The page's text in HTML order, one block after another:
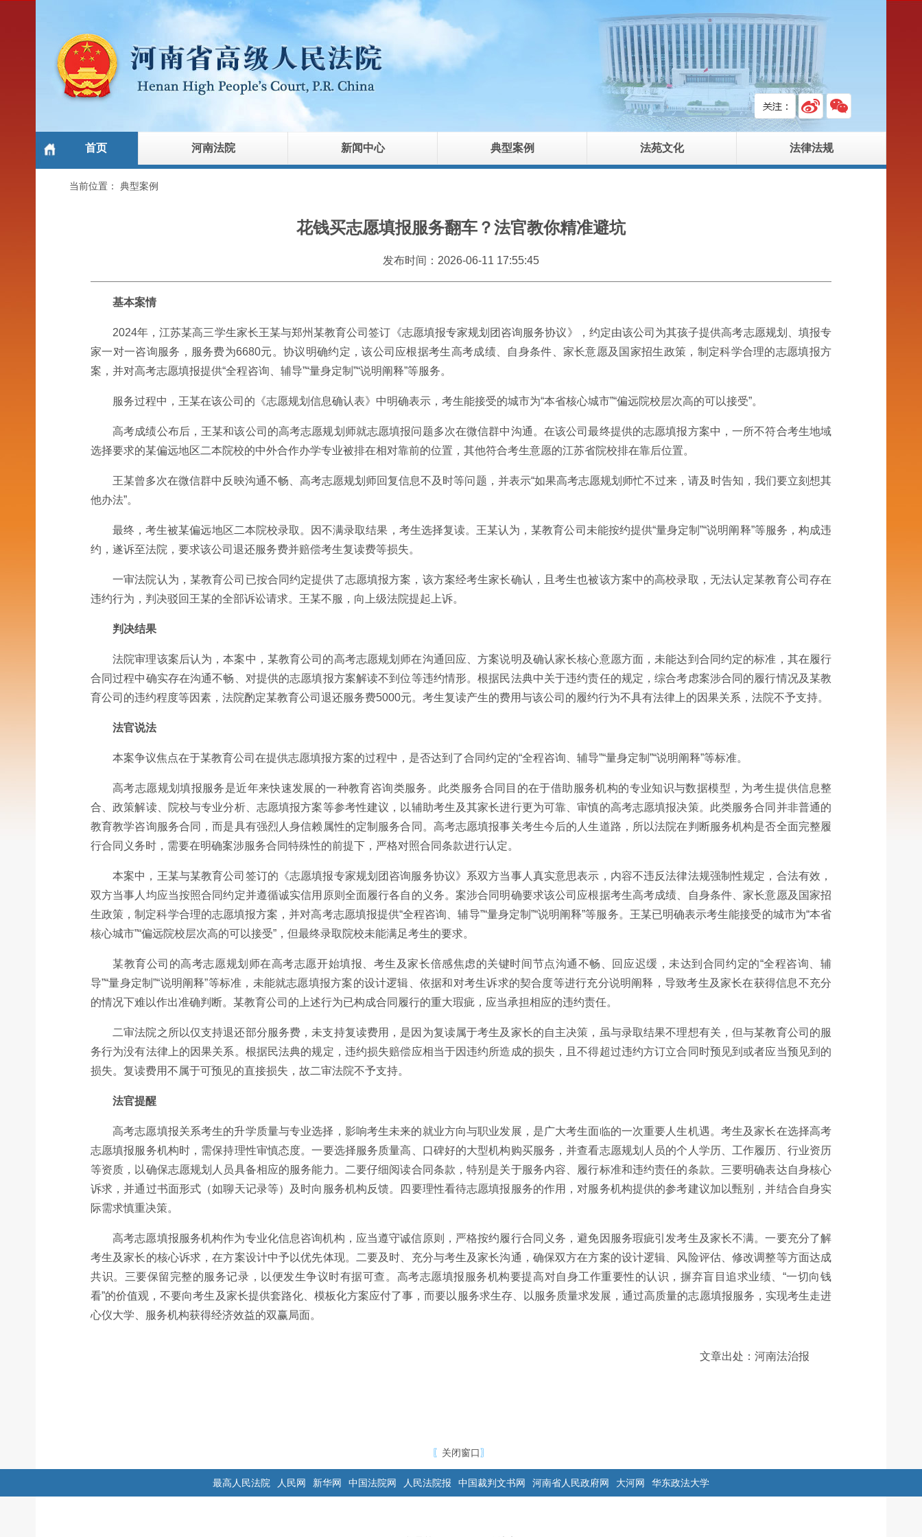
首页 河南法院 新闻中心 典型案例 法苑文化 法律法规
当前位置： 典型案例
花钱买志愿填报服务翻车？法官教你精准避坑
发布时间：2026-06-11 17:55:45
基本案情
2024年，江苏某高三学生家长王某与郑州某教育公司签订《志愿填报专家规划团咨询服务协议》，约定由该公司为其孩子提供高考志愿规划、填报专
家一对一咨询服务，服务费为6680元。协议明确约定，该公司应根据考生高考成绩、自身条件、家长意愿及国家招生政策，制定科学合理的志愿填报方
案，并对高考志愿填报提供“全程咨询、辅导”“量身定制”“说明阐释”等服务。
服务过程中，王某在该公司的《志愿规划信息确认表》中明确表示，考生能接受的城市为“本省核心城市”“偏远院校层次高的可以接受”。
高考成绩公布后，王某和该公司的高考志愿规划师就志愿填报问题多次在微信群中沟通。在该公司最终提供的志愿填报方案中，一所不符合考生地域
选择要求的某偏远地区二本院校的中外合作办学专业被排在相对靠前的位置，其他符合考生意愿的江苏省院校排在靠后位置。
王某曾多次在微信群中反映沟通不畅、高考志愿规划师回复信息不及时等问题，并表示“如果高考志愿规划师忙不过来，请及时告知，我们要立刻想其
他办法”。
最终，考生被某偏远地区二本院校录取。因不满录取结果，考生选择复读。王某认为，某教育公司未能按约提供“量身定制”“说明阐释”等服务，构成违
约，遂诉至法院，要求该公司退还服务费并赔偿考生复读费等损失。
一审法院认为，某教育公司已按合同约定提供了志愿填报方案，该方案经考生家长确认，且考生也被该方案中的高校录取，无法认定某教育公司存在
违约行为，判决驳回王某的全部诉讼请求。王某不服，向上级法院提起上诉。
判决结果
法院审理该案后认为，本案中，某教育公司的高考志愿规划师在沟通回应、方案说明及确认家长核心意愿方面，未能达到合同约定的标准，其在履行
合同过程中确实存在沟通不畅、对提供的志愿填报方案解读不到位等违约情形。根据民法典中关于违约责任的规定，综合考虑案涉合同的履行情况及某教
育公司的违约程度等因素，法院酌定某教育公司退还服务费5000元。考生复读产生的费用与该公司的履约行为不具有法律上的因果关系，法院不予支持。
法官说法
本案争议焦点在于某教育公司在提供志愿填报方案的过程中，是否达到了合同约定的“全程咨询、辅导”“量身定制”“说明阐释”等标准。
高考志愿规划填报服务是近年来快速发展的一种教育咨询类服务。此类服务合同目的在于借助服务机构的专业知识与数据模型，为考生提供信息整
合、政策解读、院校与专业分析、志愿填报方案等参考性建议，以辅助考生及其家长进行更为可靠、审慎的高考志愿填报决策。此类服务合同并非普通的
教育教学咨询服务合同，而是具有强烈人身信赖属性的定制服务合同。高考志愿填报事关考生今后的人生道路，所以法院在判断服务机构是否全面完整履
行合同义务时，需要在明确案涉服务合同特殊性的前提下，严格对照合同条款进行认定。
本案中，王某与某教育公司签订的《志愿填报专家规划团咨询服务协议》系双方当事人真实意思表示，内容不违反法律法规强制性规定，合法有效，
双方当事人均应当按照合同约定并遵循诚实信用原则全面履行各自的义务。案涉合同明确要求该公司应根据考生高考成绩、自身条件、家长意愿及国家招
生政策，制定科学合理的志愿填报方案，并对高考志愿填报提供“全程咨询、辅导”“量身定制”“说明阐释”等服务。王某已明确表示考生能接受的城市为“本省
核心城市”“偏远院校层次高的可以接受”，但最终录取院校未能满足考生的要求。
某教育公司的高考志愿规划师在高考志愿开始填报、考生及家长倍感焦虑的关键时间节点沟通不畅、回应迟缓，未达到合同约定的“全程咨询、辅
导”“量身定制”“说明阐释”等标准，未能就志愿填报方案的设计逻辑、依据和对考生诉求的契合度等进行充分说明阐释，导致考生及家长在获得信息不充分
的情况下难以作出准确判断。某教育公司的上述行为已构成合同履行的重大瑕疵，应当承担相应的违约责任。
二审法院之所以仅支持退还部分服务费，未支持复读费用，是因为复读属于考生及家长的自主决策，虽与录取结果不理想有关，但与某教育公司的服
务行为没有法律上的因果关系。根据民法典的规定，违约损失赔偿应相当于因违约所造成的损失，且不得超过违约方订立合同时预见到或者应当预见到的
损失。复读费用不属于可预见的直接损失，故二审法院不予支持。
法官提醒
高考志愿填报关系考生的升学质量与专业选择，影响考生未来的就业方向与职业发展，是广大考生面临的一次重要人生机遇。考生及家长在选择高考
志愿填报服务机构时，需保持理性审慎态度。一要选择服务质量高、口碑好的大型机构购买服务，并查看志愿规划人员的个人学历、工作履历、行业资历
等资质，以确保志愿规划人员具备相应的服务能力。二要仔细阅读合同条款，特别是关于服务内容、履行标准和违约责任的条款。三要明确表达自身核心
诉求，并通过书面形式（如聊天记录等）及时向服务机构反馈。四要理性看待志愿填报服务的作用，对服务机构提供的参考建议加以甄别，并结合自身实
际需求慎重决策。
高考志愿填报服务机构作为专业化信息咨询机构，应当遵守诚信原则，严格按约履行合同义务，避免因服务瑕疵引发考生及家长不满。一要充分了解
考生及家长的核心诉求，在方案设计中予以优先体现。二要及时、充分与考生及家长沟通，确保双方在方案的设计逻辑、风险评估、修改调整等方面达成
共识。三要保留完整的服务记录，以便发生争议时有据可查。高考志愿填报服务机构要提高对自身工作重要性的认识，摒弃盲目追求业绩、“一切向钱
看”的价值观，不要向考生及家长提供套路化、模板化方案应付了事，而要以服务求生存、以服务质量求发展，通过高质量的志愿填报服务，实现考生走进
心仪大学、服务机构获得经济效益的双赢局面。
文章出处：河南法治报
〖 关闭窗口〗
最高人民法院 人民网 新华网 中国法院网 人民法院报 中国裁判文书网 河南省人民政府网 大河网 华东政法大学